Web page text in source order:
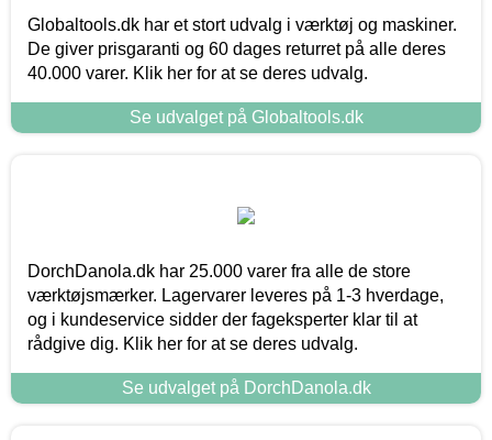
Globaltools.dk har et stort udvalg i værktøj og maskiner.
De giver prisgaranti og 60 dages returret på alle deres
40.000 varer. Klik her for at se deres udvalg.
Se udvalget på Globaltools.dk
DorchDanola.dk har 25.000 varer fra alle de store
værktøjsmærker. Lagervarer leveres på 1-3 hverdage,
og i kundeservice sidder der fageksperter klar til at
rådgive dig. Klik her for at se deres udvalg.
Se udvalget på DorchDanola.dk